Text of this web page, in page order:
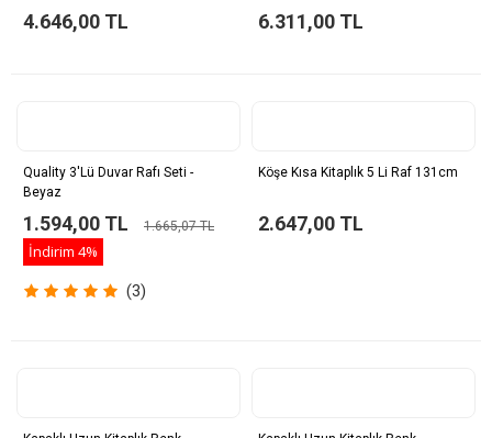
4.646,00 TL 6.311,00 TL
Quality 3'lü Duvar Rafı Seti -
Beyaz
1.594,00 TL 1.665,07 TL
İndirim 4%
(3)
Köşe Kısa Kitaplık 5 Li Raf 131cm
2.647,00 TL